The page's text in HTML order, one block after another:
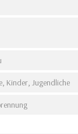
Kinder, Jugendliche